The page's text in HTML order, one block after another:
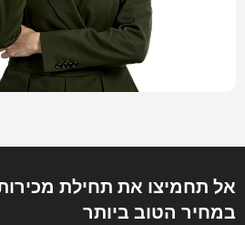
אל תחמיצו את תחילת
במחיר הטוב ביותר